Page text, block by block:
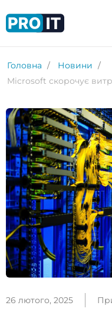
Головна
Новини
Microsoft скорочує
26 лютого, 2025